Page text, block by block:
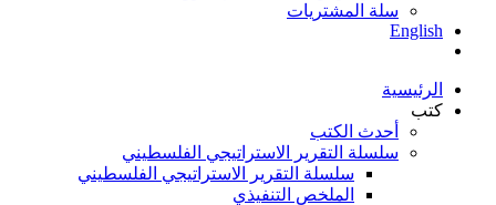
سلة المشتريات
English
الرئيسية
كتب
أحدث الكتب
سلسلة التقرير الاستراتيجي الفلسطيني
سلسلة التقرير الاستراتيجي الفلسطيني
الملخص التنفيذي